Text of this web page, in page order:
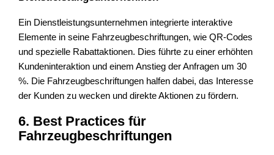
Ein Dienstleistungsunternehmen integrierte interaktive
Elemente in seine Fahrzeugbeschriftungen, wie QR-Codes
und spezielle Rabattaktionen. Dies führte zu einer erhöhten
Kundeninteraktion und einem Anstieg der Anfragen um 30
%. Die Fahrzeugbeschriftungen halfen dabei, das Interesse
der Kunden zu wecken und direkte Aktionen zu fördern.
6. Best Practices für
Fahrzeugbeschriftungen